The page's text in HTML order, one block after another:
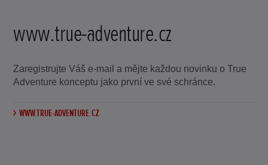
www.true-adventure.cz
Zaregistrujte Váš e-mail a mějte každou novinku o True
Adventure konceptu jako první ve své schránce.
WWW.TRUE-ADVENTURE.CZ